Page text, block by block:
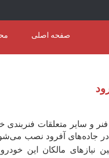
صفحه اصلی
و سایر متعلقات فنربندی
در جاده‌های آفرود نصب
نیازهای مالکان این